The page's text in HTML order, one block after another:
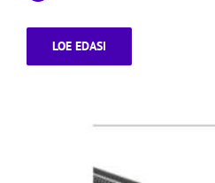
LOE EDASITAGASILÖÖGIKLAPP
PUMPLALE